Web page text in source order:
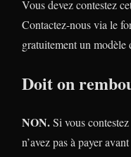
Vous devez contestez
Contactez-nous via le
gratuitement un modèle
Doit on
NON.Si vous
n’avez pas à payer